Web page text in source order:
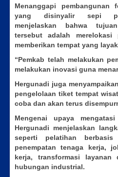
Menanggapi
yang disinyalir sepi
menjelaskan bahwa
tersebut adalah merelokasi
memberikan tempat yang
“Pemkab telah melakukan
melakukan inovasi guna
Hergunadi juga
pengelolaan tiket tempat
coba dan akan terus
Mengenai upaya
Hergunadi menjelaskan
seperti pelatihan berbasis
penempatan tenaga kerja,
kerja, transformasi layanan
hubungan industrial.